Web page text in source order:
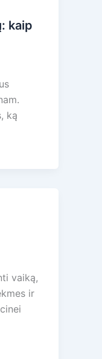
kaip
ką
vaiką,
ir